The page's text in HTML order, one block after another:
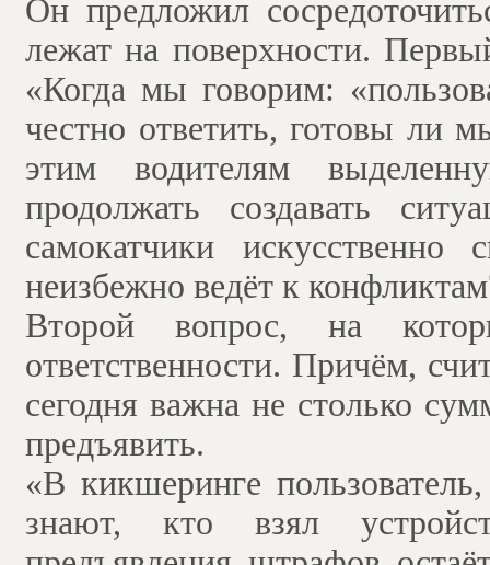
Он предложил
лежат на поверхности.
«Когда мы говорим:
честно ответить, готовы ли
этим водителям
продолжать создавать
самокатчики
неизбежно ведёт к
Второй вопрос, на
ответственности. Причём,
сегодня важна не столько
предъявить.
«В кикшеринге
знают, кто взял